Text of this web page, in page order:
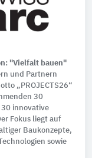
"Vielfalt bauen"
und Partnern
„PROJECTS26“
30
innovative
Fokus liegt auf
Baukonzepte,
sowie